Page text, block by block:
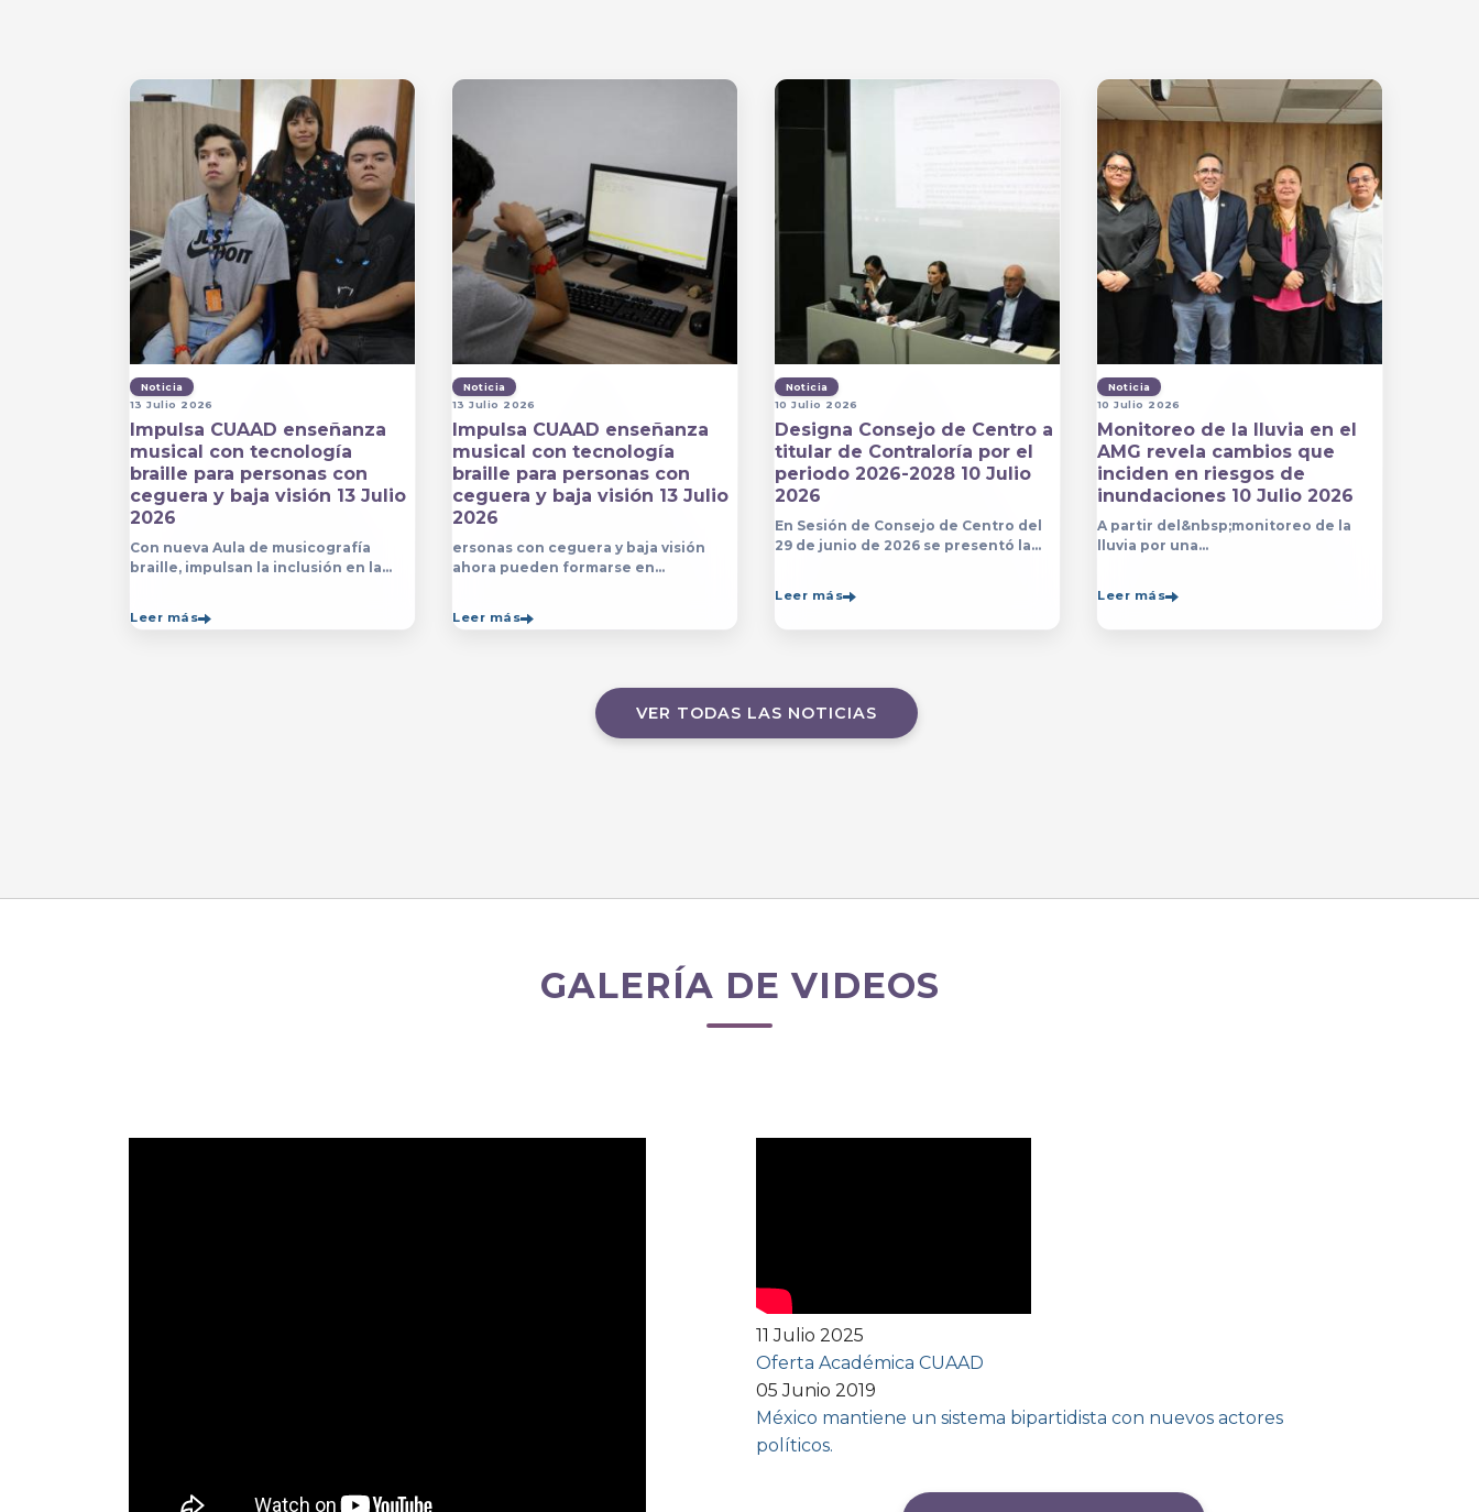
Noticia
13 Julio 2026
Impulsa CUAAD enseñanza
musical con tecnología
braille para personas con
ceguera y baja visión 13 Julio
2026
Con nueva Aula de musicografía
braille, impulsan la inclusión en la
visual se formen con mayor
Leer más
Noticia
13 Julio 2026
Impulsa CUAAD enseñanza
musical con tecnología
braille para personas con
ceguera y baja visión 13 Julio
2026
ersonas con ceguera y baja visión
ahora pueden formarse en
imparten en el&nbsp;
Leer más
Noticia
10 Julio 2026
Designa Consejo de Centro a
titular de Contraloría por el
periodo 2026-2028 10 Julio
2026
En Sesión de Consejo de Centro del
29 de junio de 2026 se presentó la
Contraloría del Centro Universitario
Leer más
Noticia
10 Julio 2026
Monitoreo de la lluvia en el
AMG revela cambios que
inciden en riesgos de
inundaciones 10 Julio 2026
A partir del&nbsp;monitoreo de la
lluvia por una
(UdeG)&nbsp;han constatado que la
Leer más
VER TODAS LAS NOTICIAS
GALERÍA DE VIDEOS
11 Julio 2025
Oferta Académica CUAAD
05 Junio 2019
México mantiene un sistema bipartidista con nuevos actores
políticos.